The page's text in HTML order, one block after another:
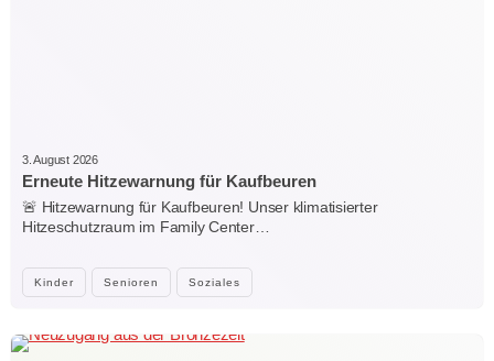
Kinder Senioren Soziales
3. August 2026
Erneute Hitzewarnung für Kaufbeuren
🚨 Hitzewarnung für Kaufbeuren! Unser klimatisierter
Hitzeschutzraum im Family Center…